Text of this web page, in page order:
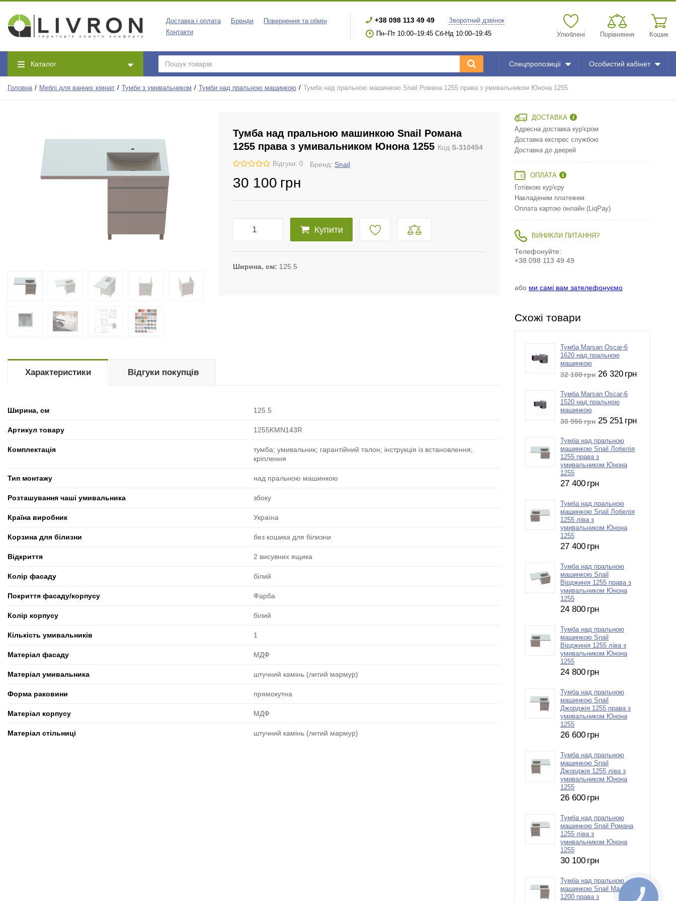
Доставка і оплата Бренди
Повернення та обмін
Контакти
+38 098 113 49 49
Зворотний дзвінок
Пн–Пт 10:00–19:45 Сб-Нд 10:00–19:45
Улюблені Порівняння Кошик
Каталог Спецпропозиції Особистий кабінет
Головна Меблі для ванних кімнат Тумби з умивальником Тумби над пральною машинкою Тумба над пральною машинкою Snail Романа 1255 права з умивальником Юнона 1255
Тумба над пральною машинкою Snail Романа
1255 права з умивальником Юнона 1255 Код S-310454
Відгуки: 0 Бренд: Snail
30 100 грн
Купити
Ширина, см 125.5
Характеристики
Ширина, см 125.5
Артикул товару 1255KMN143R
Комплектація
тумба; умивальник; гарантійний талон; інструкція із встановлення;
кріплення
Тип монтажу над пральною машинкою
Розташування чаші умивальника збоку
Країна виробник Україна
Корзина для білизни без кошика для білизни
Відкриття 2 висувних ящика
Колір фасаду білий
Покриття фасаду/корпусу Фарба
Колір корпусу білий
Кількість умивальників 1
Матеріал фасаду МДФ
Матеріал умивальника штучний камінь (литий мармур)
Форма раковини прямокутна
Матеріал корпусу МДФ
Матеріал стільниці штучний камінь (литий мармур)
Відгуки покупців
ДОСТАВКА
Адресна доставка кур'єром
Доставка експрес службою
Доставка до дверей
ОПЛАТА
Готівкою кур'єру
Накладеним платежем
Оплата картою онлайн (LiqPay)
ВИНИКЛИ ПИТАННЯ?
Телефонуйте:
+38 098 113 49 49
або ми самі вам зателефонуємо
Схожі товари
Тумба Marsan Oscar-6
1620 над пральною
машинкою
32 100грн 26 320 грн
Тумба Marsan Oscar-6
1520 над пральною
машинкою
30 956грн 25 251 грн
Тумба над пральною
машинкою Snail Лобелія
1255 права з
умивальником Юнона
1255
27 400 грн
Тумба над пральною
машинкою Snail Лобелія
1255 ліва з
умивальником Юнона
1255
27 400 грн
Тумба над пральною
машинкою Snail
Вірджинія 1255 права з
умивальником Юнона
1255
24 800 грн
Тумба над пральною
машинкою Snail
Вірджинія 1255 ліва з
умивальником Юнона
1255
24 800 грн
Тумба над пральною
машинкою Snail
Джорджія 1255 права з
умивальником Юнона
1255
26 600 грн
Тумба над пральною
машинкою Snail
Джорджія 1255 ліва з
умивальником Юнона
1255
26 600 грн
Тумба над пральною
машинкою Snail Романа
1255 ліва з
умивальником Юнона
1255
30 100 грн
Тумба над пральною
машинкою Snail Мадейра
1200 права з
КНОПКА
ЗВ'ЯЗКУ